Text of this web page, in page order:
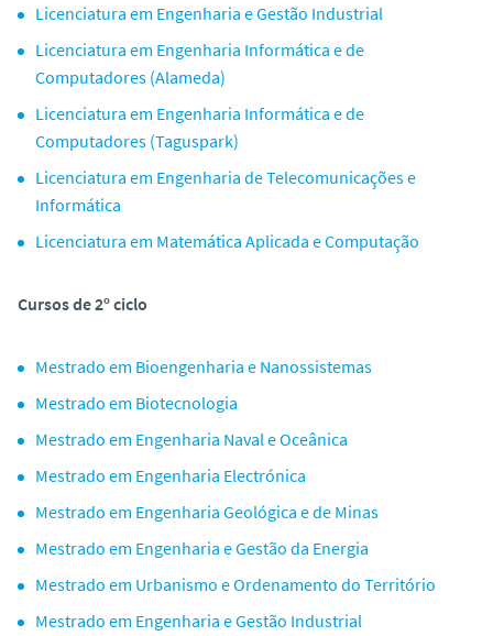
Licenciatura em Engenharia e Gestão Industrial
Licenciatura em Engenharia Informática e de
Computadores (Alameda)
Licenciatura em Engenharia Informática e de
Computadores (Taguspark)
Licenciatura em Engenharia de Telecomunicações e
Informática
Licenciatura em Matemática Aplicada e Computação
Cursos de 2º ciclo
Mestrado em Bioengenharia e Nanossistemas
Mestrado em Biotecnologia
Mestrado em Engenharia Naval e Oceânica
Mestrado em Engenharia Electrónica
Mestrado em Engenharia Geológica e de Minas
Mestrado em Engenharia e Gestão da Energia
Mestrado em Urbanismo e Ordenamento do Território
Mestrado em Engenharia e Gestão Industrial